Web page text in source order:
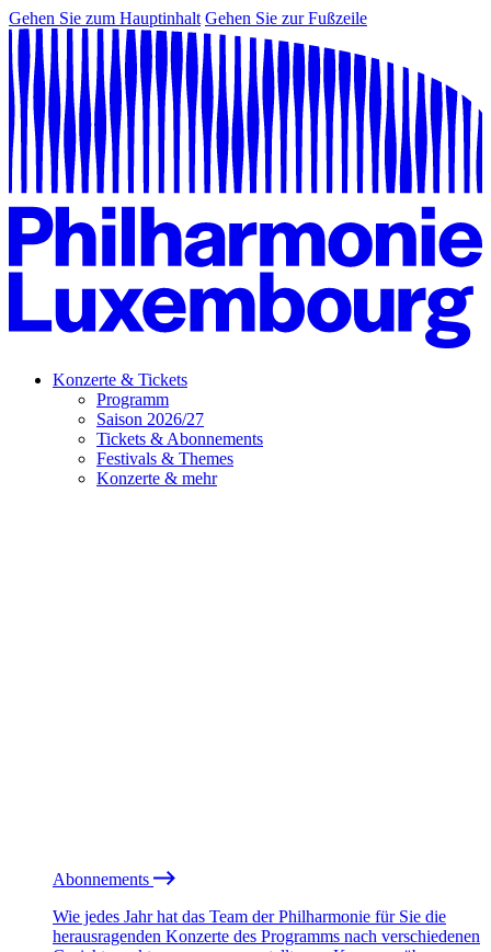
Gehen Sie zum Hauptinhalt Gehen Sie zur Fußzeile
Konzerte & Tickets
Programm
Saison 2026/27
Tickets & Abonnements
Festivals & Themes
Konzerte & mehr
Abonnements
Wie jedes Jahr hat das Team der Philharmonie für Sie die
herausragenden Konzerte des Programms nach verschiedenen